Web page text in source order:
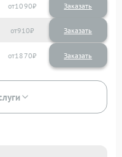
1090
910
1870